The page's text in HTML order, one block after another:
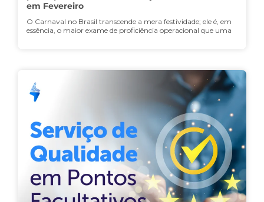
em Fevereiro
O Carnaval no Brasil transcende a mera festividade; ele é, em
essência, o maior exame de proficiência operacional que uma